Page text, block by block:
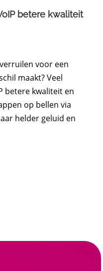
betere kwaliteit
voor een
maakt? Veel
betere kwaliteit en
op bellen via
helder geluid en